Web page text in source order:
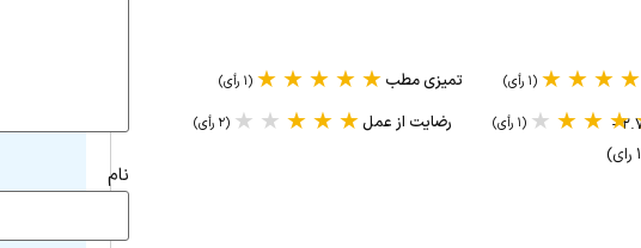
۲.۷/۵ -
★
★
★
★ (۱ رأی) تمیزی مطب ★
★
★
★
★ (۱ رأی)
★
★
★
★ (۱ رأی) رضایت از عمل★
★
★
★
★ (۲ رأی)
نام